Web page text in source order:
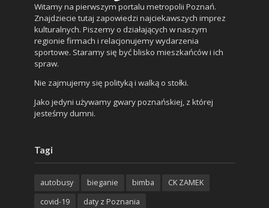
Witamy na pierwszym portalu metropolii Poznań.
Znajdziecie tutaj zapowiedzi najciekawszych imprez
kulturalnych. Piszemy o działających w naszym
regionie firmach i relacjonujemy wydarzenia
sportowe. Staramy się być blisko mieszkańców i ich
spraw.
Nie zajmujemy się polityką i walką o stołki.
Jako jedyni używamy gwary poznańskiej, z której
jesteśmy dumni.
Tagi
autobusy bieganie bimba
CK ZAMEK
covid-19
daty z Poznania